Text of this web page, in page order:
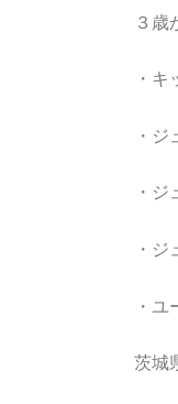
３歳
・
・
・
・
・
茨城